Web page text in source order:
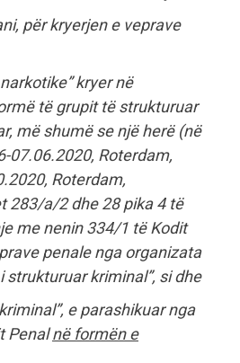
për kryerjen e veprave
kryer në
të grupit të strukturuar
më shumë se një herë (në
07.06.2020, Roterdam,
Roterdam,
283/a/2 dhe 28 pika 4 të
me nenin 334/1 të Kodit
penale nga organizata
strukturuar kriminal”, si dhe
e parashikuar nga
Penalnë formën e